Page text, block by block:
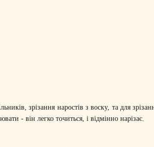
зрізання наростів з воску, та для
- він легко точиться, і відмінно нарізає.